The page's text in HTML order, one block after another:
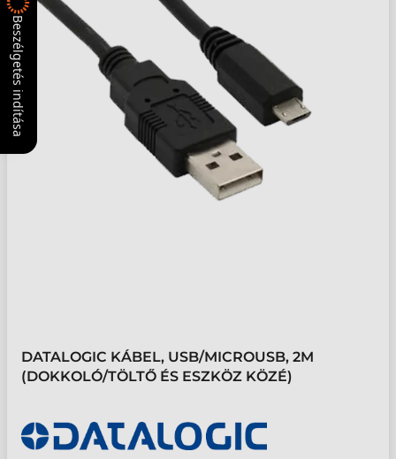
DATALOGIC KÁBEL, USB/MICROUSB, 2M
(DOKKOLÓ/TÖLTŐ ÉS ESZKÖZ KÖZÉ)
Beszélgetés indítása